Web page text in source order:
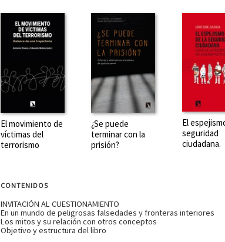
El movimiento de
víctimas del
terrorismo
¿Se puede
terminar con la
prisión?
El
seguridad
ciudadana.
CONTENIDOS
INVITACIÓN AL CUESTIONAMIENTO
En un mundo de peligrosas falsedades y fronteras interiores
Los mitos y su relación con otros conceptos
Objetivo y estructura del libro